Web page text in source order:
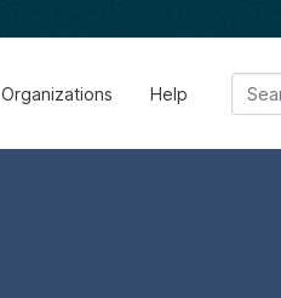
Organizations Help